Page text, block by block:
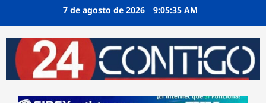
7 de agosto de 2026 9:05:36 AM